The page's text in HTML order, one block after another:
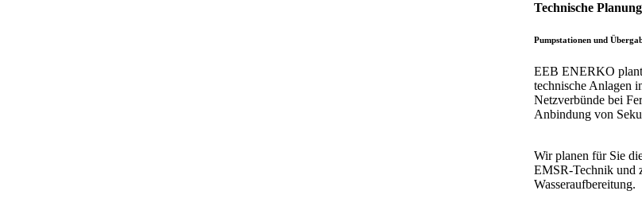
Technische
Pumpstationen und
EEB ENERKO plant
technische Anlagen
Netzverbünde bei
Anbindung von
Wir planen für Sie
EMSR-Technik und
Wasseraufbereitung.